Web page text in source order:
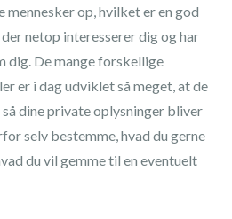
op, hvilket er en god
netop interesserer dig og har
dig. De mange forskellige
er i dag udviklet så meget, at de
dine private oplysninger bliver
selv bestemme, hvad du gerne
du vil gemme til en eventuelt